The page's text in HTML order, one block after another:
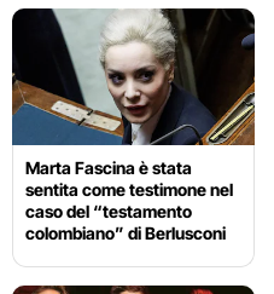
Marta Fascina è stata
sentita come testimone nel
caso del “testamento
colombiano” di Berlusconi